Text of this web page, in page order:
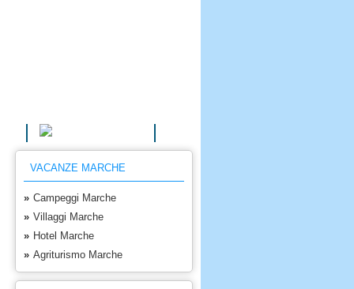
VACANZE MARCHE
» Campeggi Marche
» Villaggi Marche
» Hotel Marche
» Agriturismo Marche